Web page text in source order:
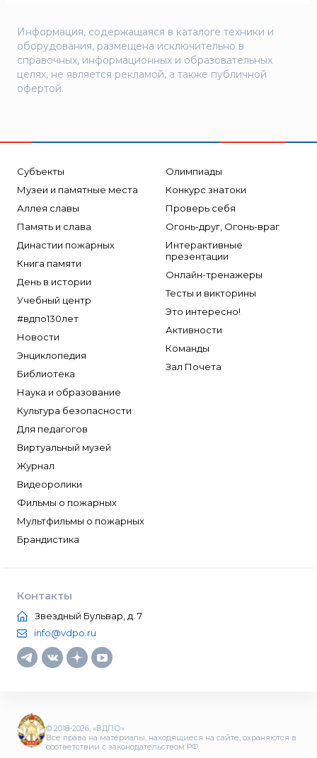
Информация, содержащаяся в каталоге техники и
оборудования, размещена исключительно в
справочных, информационных и образовательных
целях, не является рекламой, а также публичной
офертой.
Субъекты
Музеи и памятные места
Аллея славы
Память и слава
Династии пожарных
Книга памяти
День в истории
Учебный центр
#вдпо130лет
Новости
Энциклопедия
Библиотека
Наука и образование
Культура безопасности
Для педагогов
Виртуальный музей
Журнал
Видеоролики
Фильмы о пожарных
Мультфильмы о пожарных
Брандистика
Олимпиады
Конкурс знатоки
Проверь себя
Огонь-друг, Огонь-враг
Интерактивные
презентации
Онлайн-тренажеры
Тесты и викторины
Это интересно!
Активности
Команды
Зал Почета
Контакты
Звездный Бульвар, д. 7
info@vdpo.ru
© 2018-2026, «ВДПО»
Все права на материалы, находящиеся на сайте, охраняются в
соответствии с законодательством РФ.